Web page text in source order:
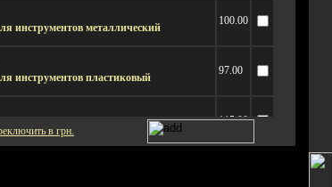
инструментов металлический
100.00
инструментов пластиковый
97.00
спецодежды, двухсекционный
115.00
в грн.